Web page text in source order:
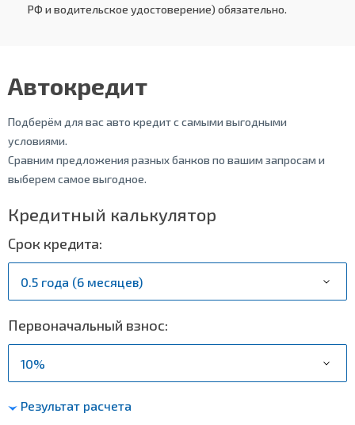
РФ и водительское удостоверение) обязательно.
Автокредит
Подберём для вас авто кредит с самыми выгодными
условиями.
Сравним предложения разных банков по вашим запросам и
выберем самое выгодное.
Кредитный калькулятор
Срок кредита:
Первоначальный взнос:
Результат расчета